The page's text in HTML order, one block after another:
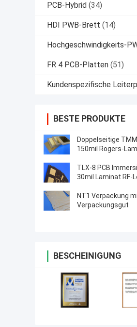
PCB-Hybrid (34)
HDI PWB-Brett (14)
Hochgeschwindigkeits-
FR 4 PCB-Platten (51)
Kundenspezifische
BESTE PRODUKTE
Doppelseitige
150mil Rogers-
TLX-8 PCB
30mil Laminat RF-
NT1 Verpackung
Verpackungsgut
BESCHEINIGUNG